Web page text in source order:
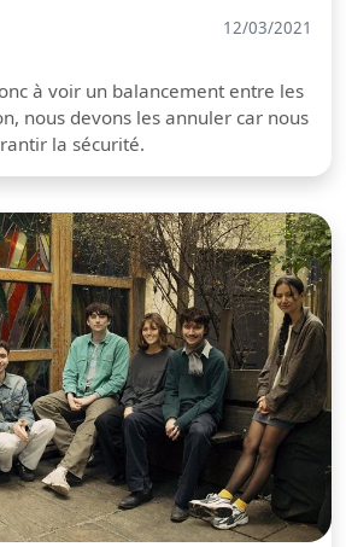
12/03/2021
à voir un balancement entre les
nous devons les annuler car nous
la sécurité.